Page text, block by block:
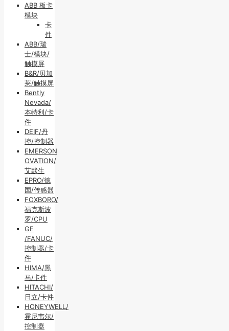
ABB 板卡
模块
卡
件
ABB/瑞
士/模块/
触摸屏
B&R/贝加
莱/触摸屏
Bently
Nevada/
本特利/卡
件
DEIF/丹
控/控制器
EMERSON
OVATION/
艾默生
EPRO/德
国/传感器
FOXBORO/
福克斯波
罗/CPU
GE
/FANUC/
控制器/卡
件
HIMA/黑
马/卡件
HITACHI/
日立/卡件
HONEYWELL/
霍尼韦尔/
控制器